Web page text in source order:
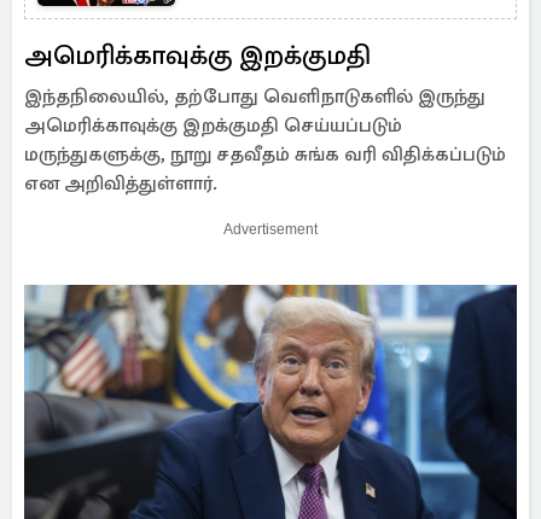
அமெரிக்காவுக்கு இறக்குமதி
இந்தநிலையில், தற்போது வெளிநாடுகளில் இருந்து
அமெரிக்காவுக்கு இறக்குமதி செய்யப்படும்
மருந்துகளுக்கு, நூறு சதவீதம் சுங்க வரி விதிக்கப்படும்
என அறிவித்துள்ளார்.
Advertisement